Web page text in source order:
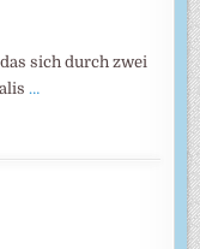
sich durch zwei
…